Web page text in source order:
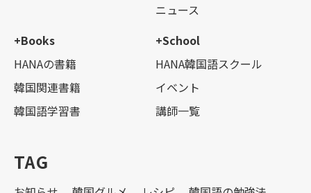
ニュース
+Books
HANAの書籍
韓国関連書籍
韓国語学習書
+School
HANA韓国語スクール
イベント
講師一覧
TAG